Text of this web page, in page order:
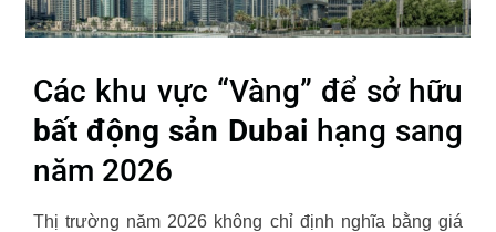
Các khu vực “Vàng” để sở hữu
bất động sản Dubai hạng sang
năm 2026
Thị trường năm 2026 không chỉ định nghĩa bằng giá